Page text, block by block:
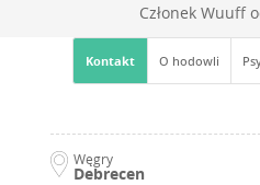
Członek Wuuff
Kontakt O hodowli
Węgry
Debrecen